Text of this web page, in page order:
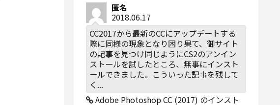
匿名
2018.06.17
CC2017から最新のCCにアップデートする
際に同様の現象となり困り果て、御サイト
の記事を見つけ同じようにCS2のアンイン
ストールを試したところ、無事にインスト
ールできました。こういった記事を残して
く...
Adobe Photoshop CC (2017) のインスト